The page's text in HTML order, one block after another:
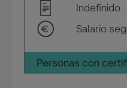
Indefinido
Salario
Personas con